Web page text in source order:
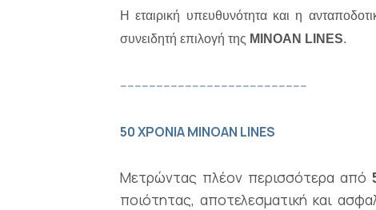
Η εταιρική υπευθυνότητα και η
συνειδητή επιλογή της MINOAN LINES.
----------------------------------------------------
50 ΧΡΟΝΙΑ MINOAN LINES
Μετρώντας πλέον περισσότερα από
ποιότητας, αποτελεσματική και